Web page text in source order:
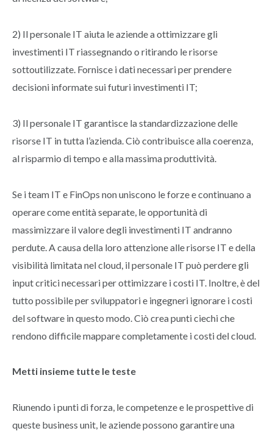
2) Il personale IT aiuta le aziende a ottimizzare gli
investimenti IT riassegnando o ritirando le risorse
sottoutilizzate. Fornisce i dati necessari per prendere
decisioni informate sui futuri investimenti IT;
3) Il personale IT garantisce la standardizzazione delle
risorse IT in tutta l’azienda. Ciò contribuisce alla coerenza,
al risparmio di tempo e alla massima produttività.
Se i team IT e FinOps non uniscono le forze e continuano a
operare come entità separate, le opportunità di
massimizzare il valore degli investimenti IT andranno
perdute. A causa della loro attenzione alle risorse IT e della
visibilità limitata nel cloud, il personale IT può perdere gli
input critici necessari per ottimizzare i costi IT. Inoltre, è del
tutto possibile per sviluppatori e ingegneri ignorare i costi
del software in questo modo. Ciò crea punti ciechi che
rendono difficile mappare completamente i costi del cloud.
Metti insieme tutte le teste
Riunendo i punti di forza, le competenze e le prospettive di
queste business unit, le aziende possono garantire una